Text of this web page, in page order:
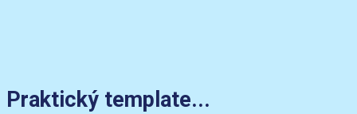
Praktický template...